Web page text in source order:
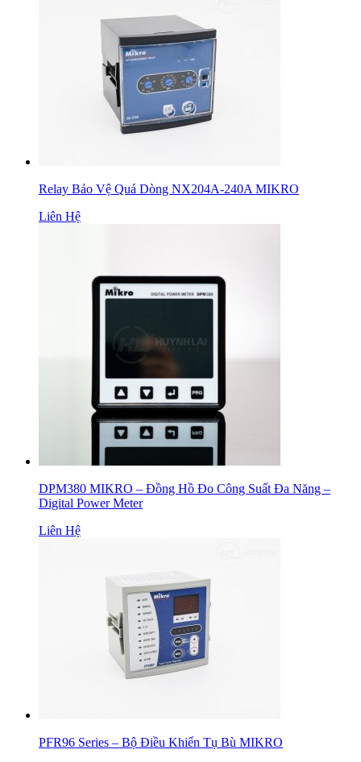
Relay Bảo Vệ Quá Dòng NX204A-240A MIKRO
Liên Hệ
DPM380 MIKRO – Đồng Hồ Đo Công Suất Đa Năng –
Digital Power Meter
Liên Hệ
PFR96 Series – Bộ Điều Khiển Tụ Bù MIKRO